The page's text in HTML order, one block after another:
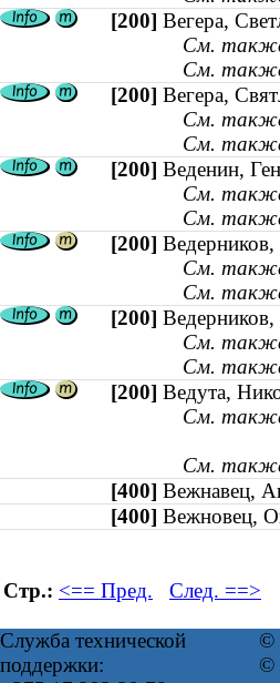
[200] Вегера,
См.
См. также
[200] Вегера,
См.
См. также
[200] Веденин,
См.
См. также
[200]
См.
См. также
[200] Ведерников,
См.
См. также
[200] Ведута,
См.
См. также
[400] Вежнавец,
[400] Вежновец,
Стр.: <== Пред. След. ==>
Служба технической
поддержки:
©
©